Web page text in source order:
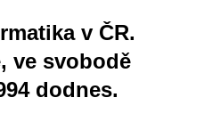
v ČR.
ve svobodě
dodnes.